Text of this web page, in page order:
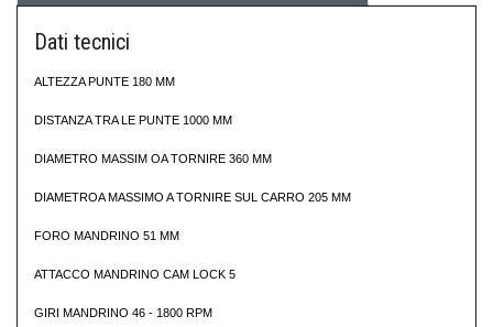
Dati tecnici
ALTEZZA PUNTE 180 MM
DISTANZA TRA LE PUNTE 1000 MM
DIAMETRO MASSIM OA TORNIRE 360 MM
DIAMETROA MASSIMO A TORNIRE SUL CARRO 205 MM
FORO MANDRINO 51 MM
ATTACCO MANDRINO CAM LOCK 5
GIRI MANDRINO 46 - 1800 RPM